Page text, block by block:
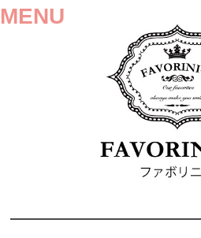
MENU